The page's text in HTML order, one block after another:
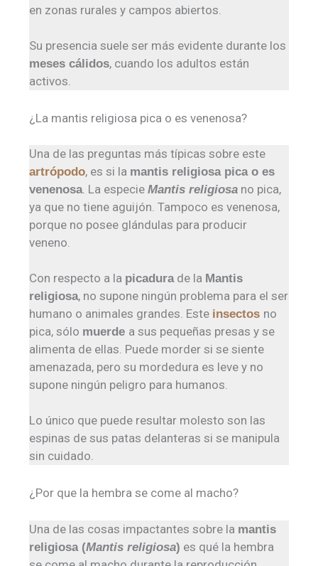
en zonas rurales y campos abiertos.
Su presencia suele ser más evidente durante los
meses cálidos, cuando los adultos están
activos.
¿La mantis religiosa pica o es venenosa?
Una de las preguntas más típicas sobre este
artrópodo, es si la mantis religiosa pica o es
venenosa. La especieMantis religiosa no pica,
ya que no tiene aguijón. Tampoco es venenosa,
porque no posee glándulas para producir
veneno.
Con respecto a la picadurade la Mantis
religiosa, no supone ningún problema para el ser
humano o animales grandes. Este insectos no
pica, sólo muerde a sus pequeñas presas y se
alimenta de ellas. Puede morder si se siente
amenazada, pero su mordedura es leve y no
supone ningún peligro para humanos.
Lo único que puede resultar molesto son las
espinas de sus patas delanteras si se manipula
sin cuidado.
¿Por que la hembra se come al macho?
Una de las cosas impactantes sobre la mantis
religiosa (Mantis religiosa) es qué la hembra